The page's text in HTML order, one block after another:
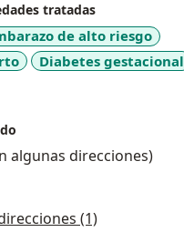
tratadas
de alto riesgo
Diabetes gestacional
algunas direcciones)
(1)